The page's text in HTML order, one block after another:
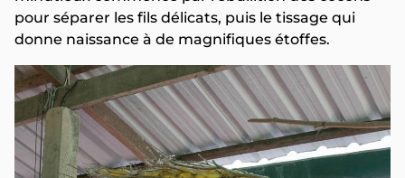
pour séparer les fils délicats, puis le tissage qui
donne naissance à de magnifiques étoffes.